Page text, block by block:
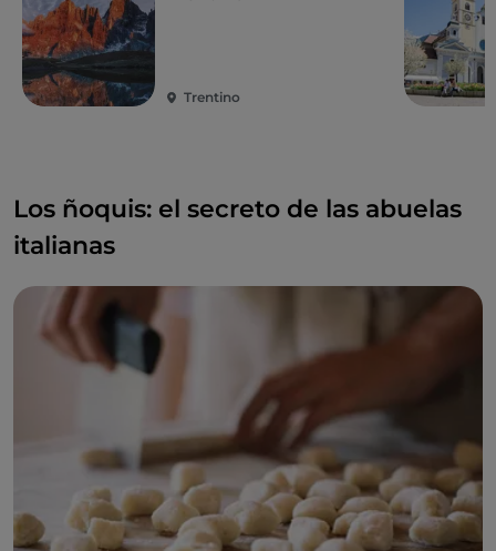
Trentino
Los ñoquis: el secreto de las abuelas
italianas